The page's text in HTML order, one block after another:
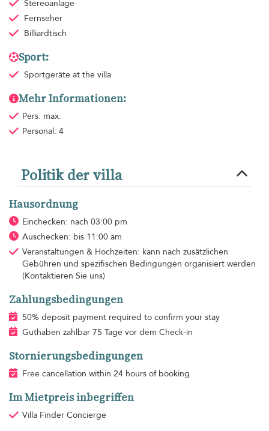
Stereoanlage
Fernseher
Billiardtisch
Sport:
Sportgeräte at the villa
Mehr Informationen:
Pers. max.
Personal: 4
Politik der villa
Hausordnung
Einchecken: nach 03:00 pm
Auschecken: bis 11:00 am
Veranstaltungen & Hochzeiten: kann nach zusätzlichen
Gebühren und spezifischen Bedingungen organisiert werden
(Kontaktieren Sie uns)
Zahlungsbedingungen
50% deposit payment required to confirm your stay
Guthaben zahlbar 75 Tage vor dem Check-in
Stornierungsbedingungen
Free cancellation within 24 hours of booking
Im Mietpreis inbegriffen
Villa Finder Concierge